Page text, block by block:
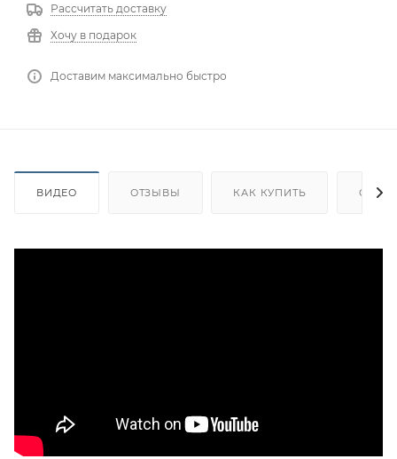
Рассчитать доставку
Хочу в подарок
Доставим максимально быстро
ВИДЕО ОТЗЫВЫ КАК КУПИТЬ